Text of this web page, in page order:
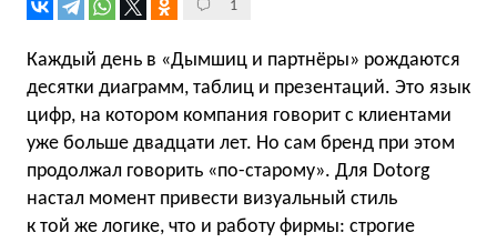
1
Каждый день в «Дымшиц и партнёры» рождаются
десятки диаграмм, таблиц и презентаций. Это язык
цифр, на котором компания говорит с клиентами
уже больше двадцати лет. Но сам бренд при этом
продолжал говорить «по-старому». Для Dotorg
настал момент привести визуальный стиль
к той же логике, что и работу фирмы: строгие